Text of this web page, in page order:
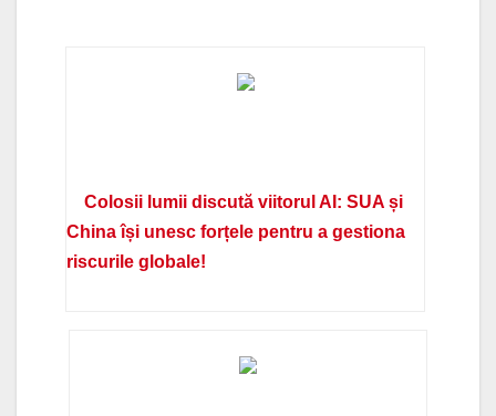
Colosii lumii discută viitorul AI: SUA și
China își unesc forțele pentru a gestiona
riscurile globale!